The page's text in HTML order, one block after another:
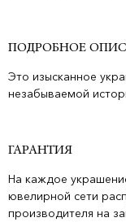
ПОДРОБНОЕ
Это изысканное
незабываемой
ГАРАНТИЯ
На каждое
ювелирной сети
производителя на